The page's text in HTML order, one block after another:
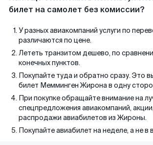
билет на самолет без комиссии?
У разных авиакомпаний услуги по
различаются по цене.
Лететь транзитом дешево, по
конечных пунктов.
Покупайте туда и обратно сразу. Это
билет Мемминген Жирона в одну
При покупке обращайте внимание на
спецпредложения авиакомпаний,
распродажи авиабилетов из Жироны.
Покупайте авиабилет на неделе, а не в